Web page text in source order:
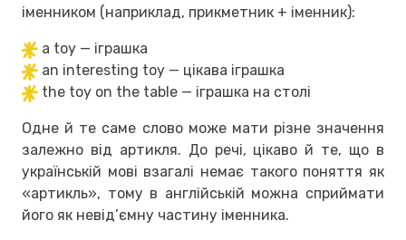
іменником (наприклад, прикметник + іменник):
a toy — іграшка
an interesting toy — цікава іграшка
the toy on the table — іграшка на столі
Одне й те саме слово може мати різне значення
залежно від артикля. До речі, цікаво й те, що в
українській мові взагалі немає такого поняття як
«артикль», тому в англійській можна сприймати
його як невід’ємну частину іменника.